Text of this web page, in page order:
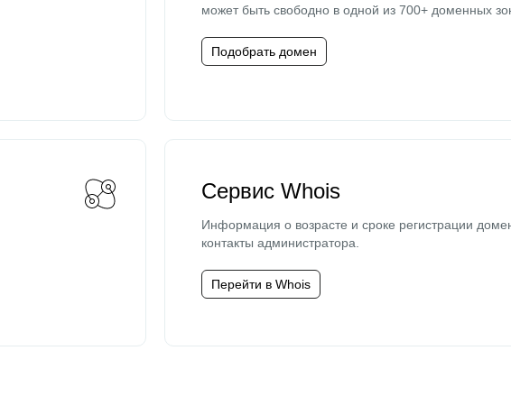
может быть свободно в одной из 700+ доменных
Подобрать домен
Сервис Whois
Информация о возрасте и сроке регистрации
контакты администратора.
Перейти в Whois